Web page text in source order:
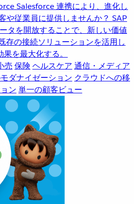
Salesforce 連携により、進化し
や従業員に提供しませんか？ SAP
タを開放することで、新しい価値
存の接続ソリューションを活用し
を最大化する。
売 保険 ヘルスケア 通信・メディア
ダナイゼーション クラウドへの移
ン 単一の顧客ビュー